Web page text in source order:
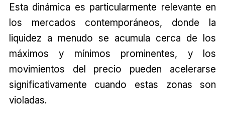
Esta dinámica es particularmente relevante en
los mercados contemporáneos, donde la
liquidez a menudo se acumula cerca de los
máximos y mínimos prominentes, y los
movimientos del precio pueden acelerarse
significativamente cuando estas zonas son
violadas.